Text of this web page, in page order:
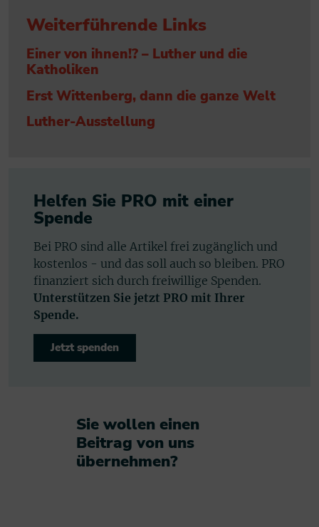
Weiterführende Links
Einer von ihnen!? – Luther und die
Katholiken
Erst Wittenberg, dann die ganze Welt
Luther-Ausstellung
Helfen Sie PRO mit einer
Spende
Bei PRO sind alle Artikel frei zugänglich und
kostenlos - und das soll auch so bleiben. PRO
finanziert sich durch freiwillige Spenden.
Unterstützen Sie jetzt PRO mit Ihrer
Spende.
Jetzt spenden
Sie wollen einen
Beitrag von uns
übernehmen?​